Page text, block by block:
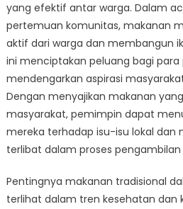
yang efektif antar warga. Dalam
pertemuan komunitas, makanan
aktif dari warga dan membangun
ini menciptakan peluang bagi
mendengarkan aspirasi
Dengan menyajikan makanan
masyarakat, pemimpin dapat
mereka terhadap isu-isu lokal dan
terlibat dalam proses pengambilan
Pentingnya makanan tradisional
terlihat dalam tren kesehatan dan